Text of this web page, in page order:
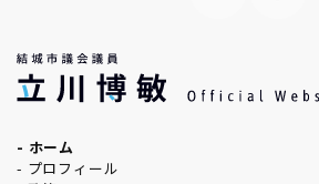
- ホーム
- プロフィール